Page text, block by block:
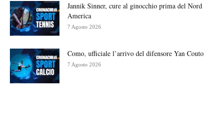
Jannik Sinner, cure al ginocchio prima del Nord
America
7 Agosto 2026
Como, ufficiale l’arrivo del difensore Yan Couto
7 Agosto 2026